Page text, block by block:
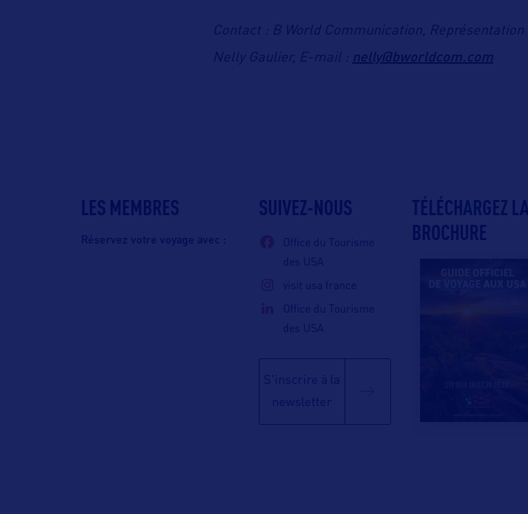
Contact : B World Communication,
Nelly Gaulier, E-mail : nelly@bworldcom.com
LES MEMBRES
Réservez votre voyage avec :
SUIVEZ-NOUS
Office du Tourisme
des USA
visit usa france
Office du Tourisme
des USA
S'inscrire à la
newsletter
TÉLÉCHARGEZ LA
BROCHURE